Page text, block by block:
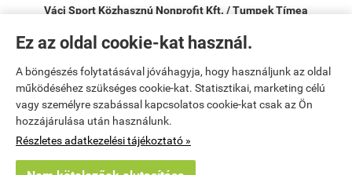
Ez az oldal cookie-kat használ.
A böngészés folytatásával jóváhagyja, hogy használjunk az oldal
működéséhez szükséges cookie-kat. Statisztikai, marketing célú
vagy személyre szabással kapcsolatos cookie-kat csak az Ön
hozzájárulása után használunk.
Részletes adatkezelési tájékoztató »
Váci Sport Közhasznú Nonprofit Kft. / Tumpek Tímea
Kezdőlap|Regisztráció|Bemutatkozás|
Kosár tartalma, megrendelés|Elérhetőségek|Rendelési feltételek
Elállok a szerződéstől